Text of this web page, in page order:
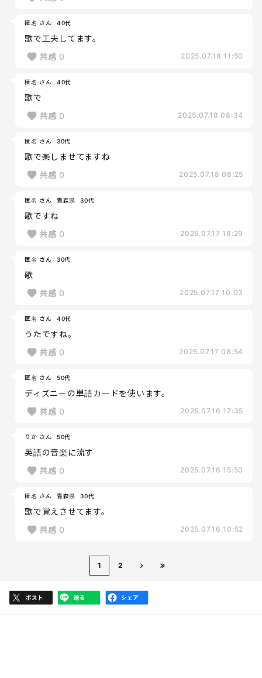
匿名 さん 40代
歌で工夫してます。
共感 0 2025.07.18 11:50
匿名 さん 40代
歌で
共感 0 2025.07.18 08:34
匿名 さん 30代
歌で楽しませてますね
共感 0 2025.07.18 08:25
匿名 さん 青森県 30代
歌ですね
共感 0 2025.07.17 18:29
匿名 さん 30代
歌
共感 0 2025.07.17 10:03
匿名 さん 40代
うたですね。
共感 0 2025.07.17 08:54
匿名 さん 50代
ディズニーの単語カードを使います。
共感 0 2025.07.16 17:35
りか さん 50代
英語の音楽に流す
共感 0 2025.07.16 15:50
匿名 さん 青森県 30代
歌で覚えさせてます。
共感 0 2025.07.16 10:52
1 2